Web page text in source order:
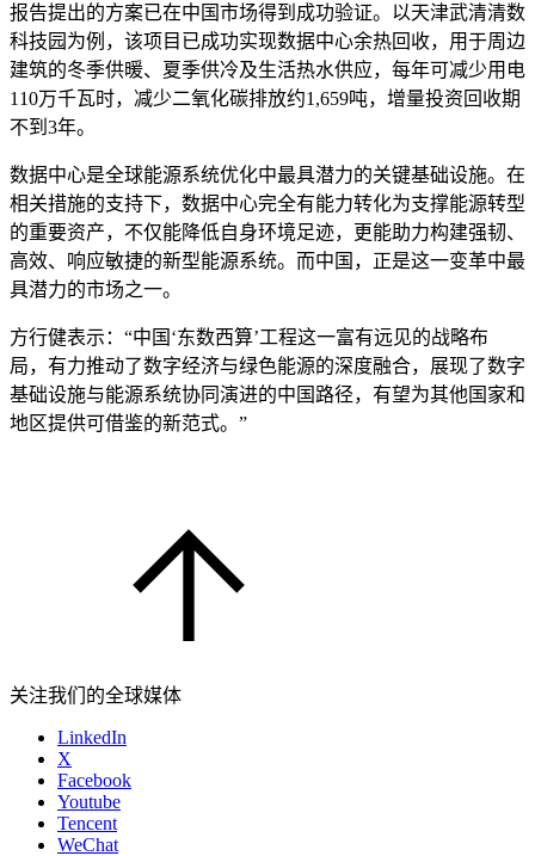
报告提出的方案已在中国市场得到成功验证。以天津武清清数
科技园为例，该项目已成功实现数据中心余热回收，用于周边
建筑的冬季供暖、夏季供冷及生活热水供应，每年可减少用电
110万千瓦时，减少二氧化碳排放约1,659吨，增量投资回收期
不到3年。
数据中心是全球能源系统优化中最具潜力的关键基础设施。在
相关措施的支持下，数据中心完全有能力转化为支撑能源转型
的重要资产，不仅能降低自身环境足迹，更能助力构建强韧、
高效、响应敏捷的新型能源系统。而中国，正是这一变革中最
具潜力的市场之一。
方行健表示：“中国‘东数西算’工程这一富有远见的战略布
局，有力推动了数字经济与绿色能源的深度融合，展现了数字
基础设施与能源系统协同演进的中国路径，有望为其他国家和
地区提供可借鉴的新范式。”
关注我们的全球媒体
LinkedIn
X
Facebook
Youtube
Tencent
WeChat